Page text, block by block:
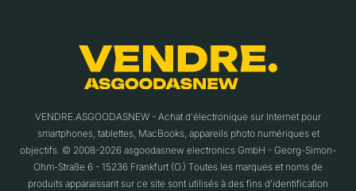
VENDRE.ASGOODASNEW - Achat d'électronique sur Internet pour
smartphones, tablettes, MacBooks, appareils photo numériques et
objectifs. © 2008-2026 asgoodasnew electronics GmbH - Georg-Simon-
Ohm-Straße 6 - 15236 Frankfurt (O.) Toutes les marques et noms de
produits apparaissant sur ce site sont utilisés à des fins d'identification